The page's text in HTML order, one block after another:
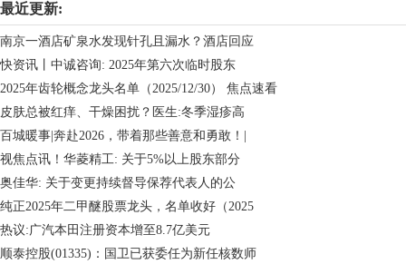
最近更新:
南京一酒店矿泉水发现针孔且漏水？酒店回应
快资讯丨中诚咨询: 2025年第六次临时股东
2025年齿轮概念龙头名单（2025/12/30） 焦点速看
皮肤总被红痒、干燥困扰？医生:冬季湿疹高
百城暖事|奔赴2026，带着那些善意和勇敢！|
视焦点讯！华菱精工: 关于5%以上股东部分
奥佳华: 关于变更持续督导保荐代表人的公
纯正2025年二甲醚股票龙头，名单收好（2025
热议:广汽本田注册资本增至8.7亿美元
顺泰控股(01335)：国卫已获委任为新任核数师